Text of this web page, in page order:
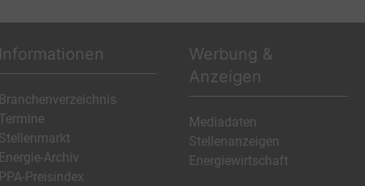
Informationen
Branchenverzeichnis
Termine
Stellenmarkt
Energie-Archiv
PPA-Preisindex
Werbung &
Anzeigen
Mediadaten
Stellenanzeigen
Energiewirtschaft